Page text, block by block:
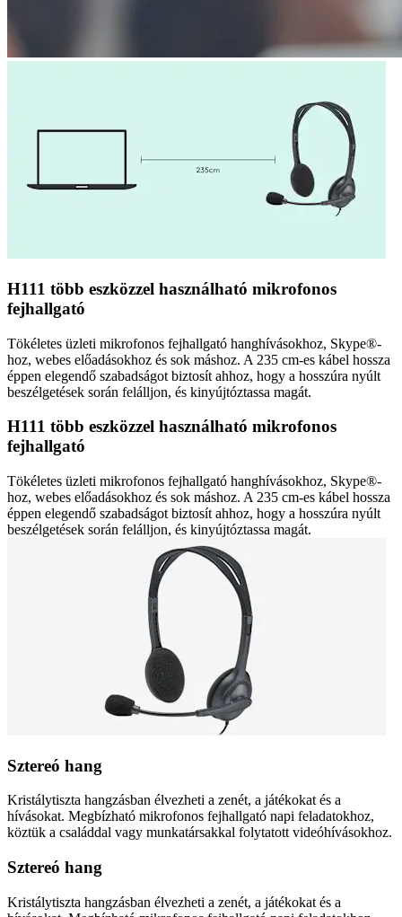
H111 több eszközzel használható mikrofonos
fejhallgató
Tökéletes üzleti mikrofonos fejhallgató hanghívásokhoz, Skype®-
hoz, webes előadásokhoz és sok máshoz. A 235 cm-es kábel hossza
éppen elegendő szabadságot biztosít ahhoz, hogy a hosszúra nyúlt
beszélgetések során felálljon, és kinyújtóztassa magát.
H111 több eszközzel használható mikrofonos
fejhallgató
Tökéletes üzleti mikrofonos fejhallgató hanghívásokhoz, Skype®-
hoz, webes előadásokhoz és sok máshoz. A 235 cm-es kábel hossza
éppen elegendő szabadságot biztosít ahhoz, hogy a hosszúra nyúlt
beszélgetések során felálljon, és kinyújtóztassa magát.
Sztereó hang
Kristálytiszta hangzásban élvezheti a zenét, a játékokat és a
hívásokat. Megbízható mikrofonos fejhallgató napi feladatokhoz,
köztük a családdal vagy munkatársakkal folytatott videóhívásokhoz.
Sztereó hang
Kristálytiszta hangzásban élvezheti a zenét, a játékokat és a